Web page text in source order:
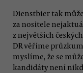
Dienstbier tak
za nositele
z největších
DR věříme
myslíme, že se
kandidáty není